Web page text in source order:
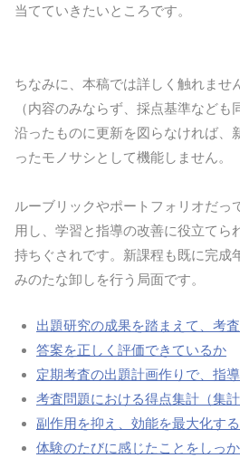
当てていきたいところです。
ちなみに、本稿では詳しく触れませ
（内容のみならず、採点基準など
沿ったものに更新を図らなければ、
ったモノサシとして機能しません。
ルーブリックやポートフォリオだっ
用し、学習と指導の改善に役立てら
持ちぐされです。新課程も既に完成
みのたな卸しを行う局面です。
出題研究の成果を踏まえて、考
答案を正しく評価できているか
定期考査の出題計画作りで、指
考査問題における得点集計（集
副作用を抑え、効能を最大化す
体験のたびに感じたことをしっ